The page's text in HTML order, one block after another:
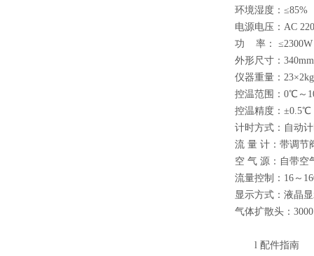
环境湿度：≤85%
电源电压：AC
功 率： ≤2300W
外形尺寸：
仪器重量：23×2kg
控温范围：0℃～
控温精度：±0.5℃
计时方式：自动
流 量 计：带调节
空 气 源：自带空
流量控制：16～
显示方式：液晶
气体扩散头：
l 配件指南